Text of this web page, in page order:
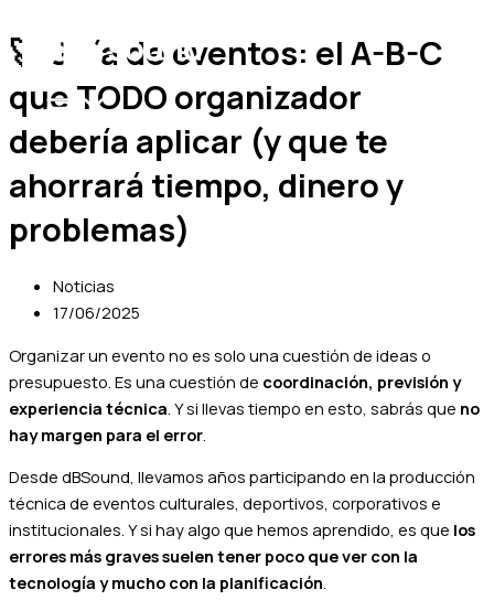
al
contenido
🚀 Guía de eventos: el A-B-C
que TODO organizador
debería aplicar (y que te
ahorrará tiempo, dinero y
problemas)
Noticias
17/06/2025
Organizar un evento no es solo una cuestión de ideas o
presupuesto. Es una cuestión de coordinación, previsión y
experiencia técnica . Y si llevas tiempo en esto, sabrás que no
hay margen para el error
Desde dBSound, llevamos años participando en la producción
técnica de eventos culturales, deportivos, corporativos e
institucionales. Y si hay algo que hemos aprendido, es que los
errores más graves suelen tener poco que ver con la
tecnología y mucho con la planificación.